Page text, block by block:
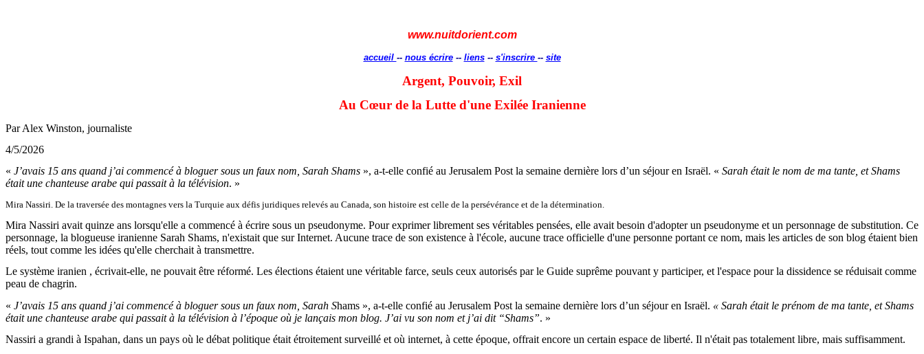
www.nuitdorient.com
accueil -- nous écrire-- liens-- s'inscrire -- site
Argent, Pouvoir, Exil
Au Cœur de la Lutte d'une Exilée Iranienne
Par Alex Winston, journaliste
4/5/2026
« J’avais 15 ans quand j’ai commencé à bloguer sous un faux nom, Sarah Shams », a-t-elle confié au Jerusalem Post la semaine dernière lors d’un séjour en Israël. « Sarah était le nom de ma tante, et Shams
était une chanteuse arabe qui passait à la télévision. »
Mira Nassiri. De la traversée des montagnes vers la Turquie aux défis juridiques relevés au Canada, son histoire est celle de la persévérance et de la détermination.
Mira Nassiri avait quinze ans lorsqu'elle a commencé à écrire sous un pseudonyme. Pour exprimer librement ses véritables pensées, elle avait besoin d'adopter un pseudonyme et un personnage de substitution. Ce
personnage, la blogueuse iranienne Sarah Shams, n'existait que sur Internet. Aucune trace de son existence à l'école, aucune trace officielle d'une personne portant ce nom, mais les articles de son blog étaient bien
réels, tout comme les idées qu'elle cherchait à transmettre.
Le système iranien , écrivait-elle, ne pouvait être réformé. Les élections étaient une véritable farce, seuls ceux autorisés par le Guide suprême pouvant y participer, et l'espace pour la dissidence se réduisait comme
peau de chagrin.
« J’avais 15 ans quand j’ai commencé à bloguer sous un faux nom, Sarah Shams », a-t-elle confié au Jerusalem Post la semaine dernière lors d’un séjour en Israël. « Sarah était le prénom de ma tante, et Shams
était une chanteuse arabe qui passait à la télévision à l’époque où je lançais mon blog. J’ai vu son nom et j’ai dit “Shams”. »
Nassiri a grandi à Ispahan, dans un pays où le débat politique était étroitement surveillé et où internet, à cette époque, offrait encore un certain espace de liberté. Il n'était pas totalement libre, mais suffisamment.